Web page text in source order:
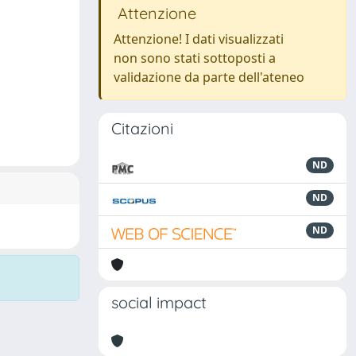
Attenzione
Attenzione! I dati visualizzati
non sono stati sottoposti a
validazione da parte dell'ateneo
Citazioni
ND
ND
ND
social impact